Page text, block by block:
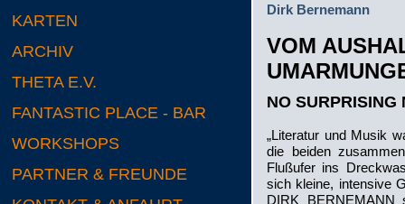
KARTEN
ARCHIV
THETA E.V.
FANTASTIC PLACE - BAR
WORKSHOPS
PARTNER & FREUNDE
Dirk Bernemann
VOM
NO
„Literatur und Musik
die beiden
Flußufer ins
sich kleine, intensive
DIRK BERNEMANN